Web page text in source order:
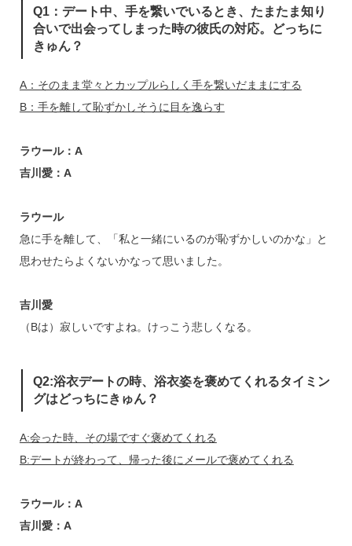
Q1：デート中、手を繋いでいるとき、たまたま知り
合いで出会ってしまった時の彼氏の対応。どっちに
きゅん？
A：そのまま堂々とカップルらしく手を繋いだままにする
B：手を離して恥ずかしそうに目を逸らす
ラウール：A
吉川愛：A
ラウール
急に手を離して、「私と一緒にいるのが恥ずかしいのかな」と
思わせたらよくないかなって思いました。
吉川愛
（Bは）寂しいですよね。けっこう悲しくなる。
Q2:浴衣デートの時、浴衣姿を褒めてくれるタイミン
グはどっちにきゅん？
A:会った時、その場ですぐ褒めてくれる
B:デートが終わって、帰った後にメールで褒めてくれる
ラウール：A
吉川愛：A